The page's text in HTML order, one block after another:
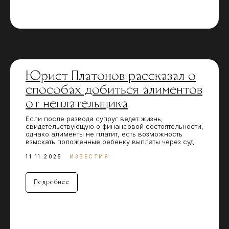
Юрист Платонов рассказал о
способах добиться алиментов
от неплательщика
Если после развода супруг ведет жизнь,
свидетельствующую о финансовой состоятельности,
однако алименты не платит, есть возможность
взыскать положенные ребенку выплаты через суд
11.11.2025 ИЗВЕСТИЯ
Подробнее